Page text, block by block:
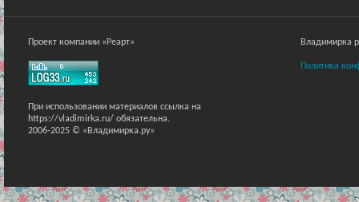
Проект компании «Реарт»
При использовании материалов ссылка на
https://vladimirka.ru/ обязательна.
2006-2025 © «Владимирка.ру»
Владимирка
Политика